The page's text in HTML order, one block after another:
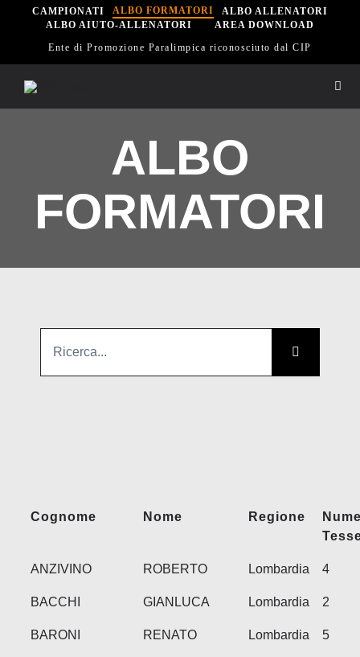
contenutoEnte di Promozione Paralimpica riconosciuto dal CIP
CAMPIONATI ALBO FORMATORI
ALBO ALLENATORI
ALBO AIUTO-ALLENATORI
AREA DOWNLOAD
ALBO
FORMATORI
Cognome Nome Regione
ANZIVINO ROBERTO Lombardia 4
BACCHI GIANLUCA Lombardia 2
BARONI RENATO Lombardia 5
per: